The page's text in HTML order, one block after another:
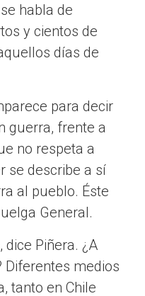
habla de
y cientos de
días de
para decir
guerra, frente a
no respeta a
se describe a sí
al pueblo. Éste
General.
dice Piñera. ¿A
Diferentes medios
tanto en Chile